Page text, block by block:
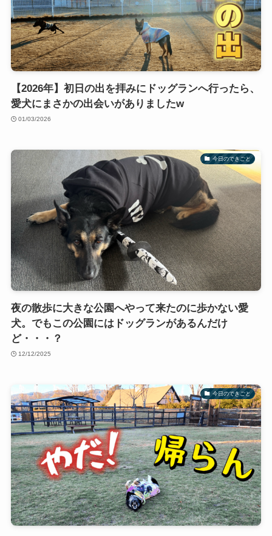
【2026年】初日の出を拝みにドッグランへ行ったら、
愛犬にまさかの出会いがありましたw
01/03/2026
今日のできごと
夜の散歩に大きな公園へやって来たのに歩かない愛
犬。でもこの公園にはドッグランがあるんだけ
ど・・・？
12/12/2025
今日のできごと